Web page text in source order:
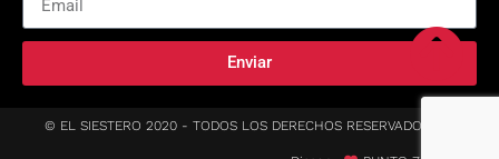
Enviar
© EL SIESTERO 2020 - TODOS LOS DERECHOS RESERVADOS